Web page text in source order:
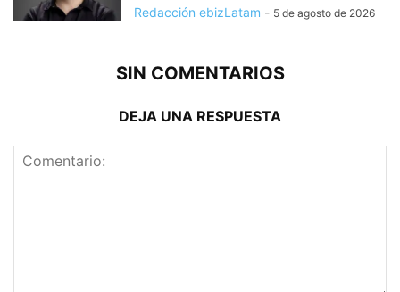
Redacción ebizLatam - 5 de agosto de 2026
SIN COMENTARIOS
DEJA UNA RESPUESTA